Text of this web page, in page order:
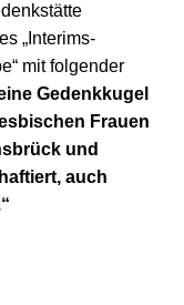
„Interims-
mit folgender
Gedenkkugel
Frauen
und
auch